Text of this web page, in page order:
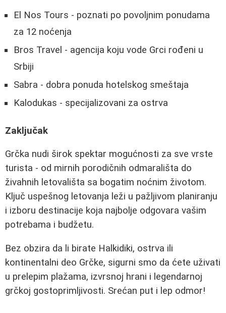
El Nos Tours - poznati po povoljnim ponudama
za 12 noćenja
Bros Travel - agencija koju vode Grci rođeni u
Srbiji
Sabra - dobra ponuda hotelskog smeštaja
Kalodukas - specijalizovani za ostrva
Zaključak
Grčka nudi širok spektar mogućnosti za sve vrste
turista - od mirnih porodičnih odmarališta do
živahnih letovališta sa bogatim noćnim životom.
Ključ uspešnog letovanja leži u pažljivom planiranju
i izboru destinacije koja najbolje odgovara vašim
potrebama i budžetu.
Bez obzira da li birate Halkidiki, ostrva ili
kontinentalni deo Grčke, sigurni smo da ćete uživati
u prelepim plažama, izvrsnoj hrani i legendarnoj
grčkoj gostoprimljivosti. Srećan put i lep odmor!